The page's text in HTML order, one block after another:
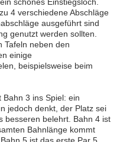
4 verschiedene Abschläge
ausgeführt sind
genutzt werden sollten.
Tafeln neben den
einige
beispielsweise beim
Bahn 3 ins Spiel: ein
jedoch denkt, der Platz sei
besseren belehrt. Bahn 4 ist
Bahnlänge kommt